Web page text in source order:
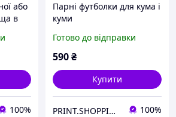
або
в
100%
Парні футболки для кума і
куми
Готово до відправки
590₴
Купити
PRINT.SHOPPING.UA 100%